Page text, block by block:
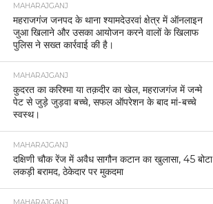
MAHARAJGANJ
महराजगंज जनपद के थाना श्यामदेउरवां क्षेत्र में ऑनलाइन
जुआ खिलाने और उसका आयोजन करने वालों के खिलाफ
पुलिस ने सख्त कार्रवाई की है।
MAHARAJGANJ
कुदरत का करिश्मा या तक़दीर का खेल, महराजगंज में जन्मे
पेट से जुड़े जुड़वा बच्चे, सफल ऑपरेशन के बाद मां-बच्चे
स्वस्थ।
MAHARAJGANJ
दक्षिणी चौक रेंज में अवैध सागौन कटान का खुलासा, 45 बोटा
लकड़ी बरामद, ठेकेदार पर मुकदमा
MAHARAJGANJ